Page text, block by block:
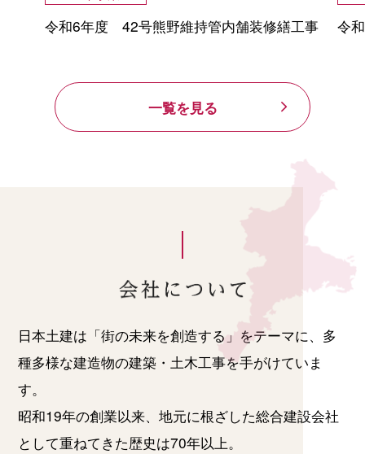
令和6年度 42号熊野維持管内舗装修繕工事 令
一覧を見る
日本土建は「街の未来を創造する」をテーマに、多
種多様な建造物の建築・土木工事を手がけていま
す。
昭和19年の創業以来、地元に根ざした総合建設会社
として重ねてきた歴史は70年以上。